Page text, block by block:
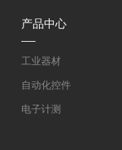
产品中心
工业器材
自动化控件
电子计测